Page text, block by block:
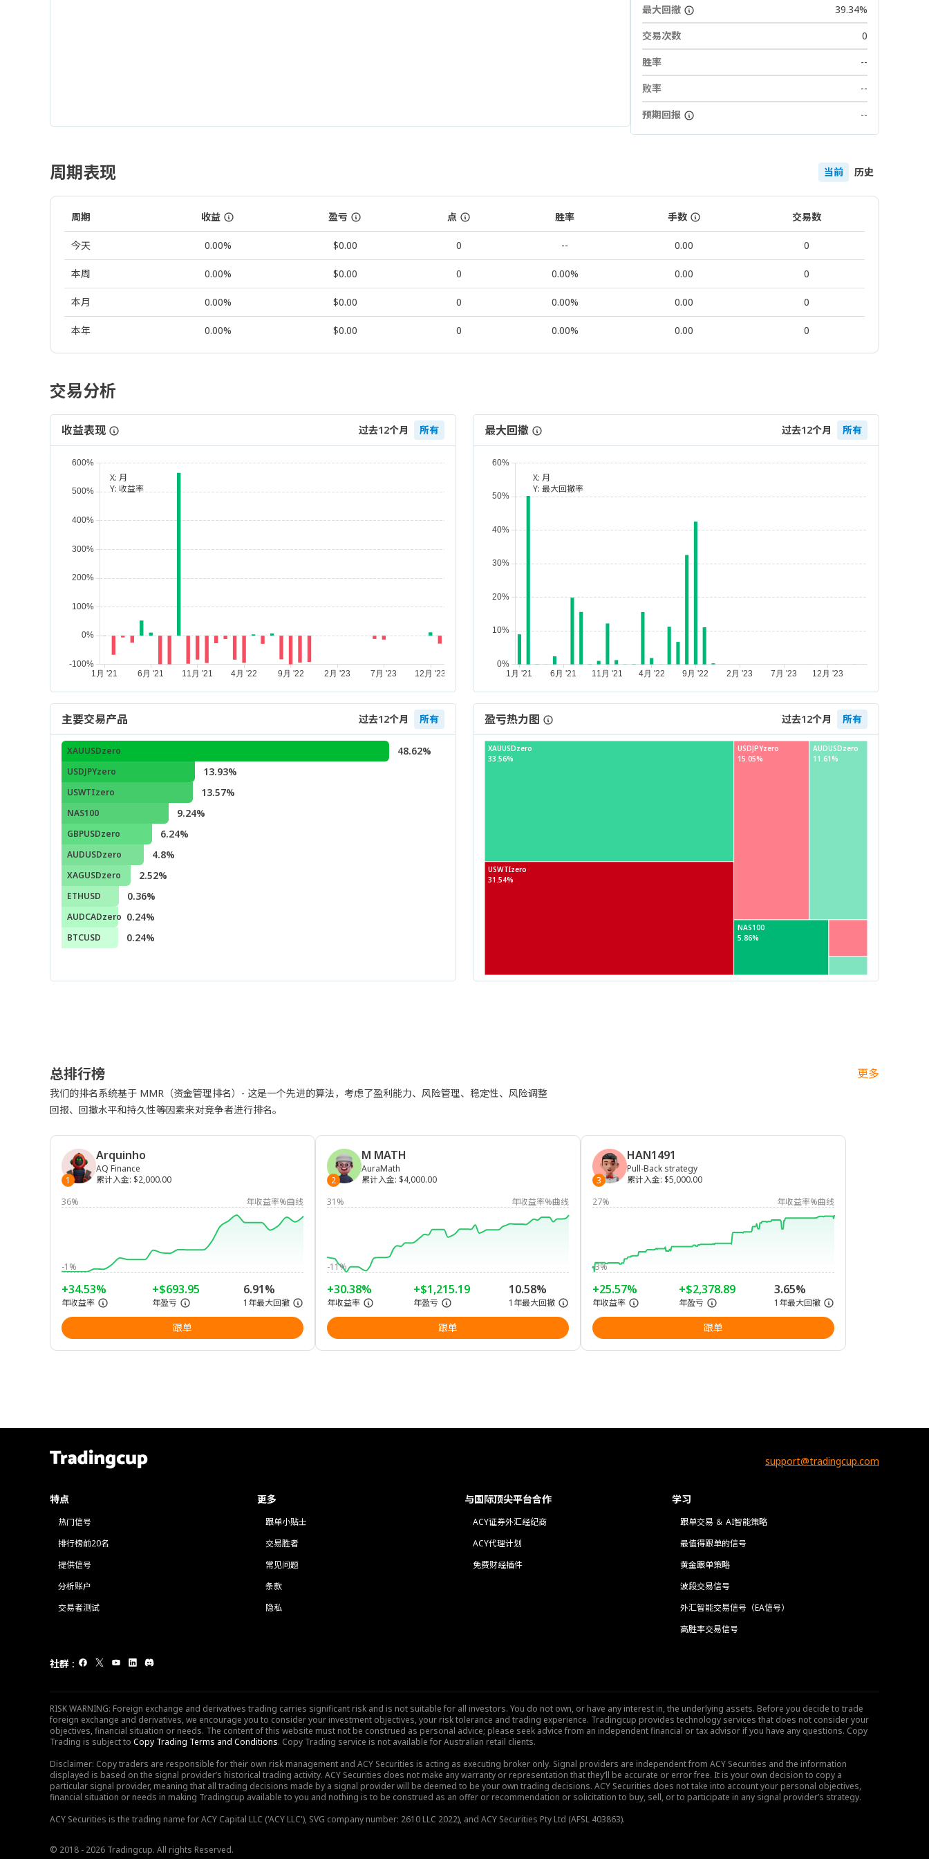
最大回撤
39.34%
交易次数
0
胜率
--
败率
--
预期回报
--
周期表现 当前 历史
周期 收益 盈亏 点 胜率 手数 交易数
今天 0.00% $0.00 0 -- 0.00 0
本周 0.00% $0.00 0 0.00% 0.00 0
本月 0.00% $0.00 0 0.00% 0.00 0
本年 0.00% $0.00 0 0.00% 0.00 0
交易分析
收益表现 过去12个月 所有
X: 月
Y: 收益率
最大回撤 过去12个月 所有
X: 月
Y: 最大回撤率
主要交易产品 过去12个月 所有
XAUUSDzero 48.62%
USDJPYzero 13.93%
USWTIzero 13.57%
NAS100 9.24%
GBPUSDzero 6.24%
AUDUSDzero 4.8%
XAGUSDzero 2.52%
ETHUSD 0.36%
AUDCADzero 0.24%
BTCUSD 0.24%
盈亏热力图 过去12个月 所有
XAUUSDzero
USWTIzero
USDJPYzero AUDUSDzero
NAS100
33.56%
31.54%
15.05% 11.61%
5.86%
总排行榜 更多
我们的排名系统基于 MMR（资金管理排名）- 这是一个先进的算法，考虑了盈利能力、风险管理、稳定性、风险调整
回报、回撤水平和持久性等因素来对竞争者进行排名。
1
Arquinho
AQ Finance
累计入金: $2,000.00
36%
年收益率%曲线
-1%
+34.53%
年收益率
+$693.95
年盈亏
6.91%
1年最大回撤
跟单
2
M MATH
AuraMath
累计入金: $4,000.00
31%
年收益率%曲线
-11%
+30.38%
年收益率
+$1,215.19
年盈亏
10.58%
1年最大回撤
跟单
3
HAN1491
Pull-Back strategy
累计入金: $5,000.00
27%
年收益率%曲线
-3%
+25.57%
年收益率
+$2,378.89
年盈亏
3.65%
1年最大回撤
跟单
support@tradingcup.com
特点
热门信号
排行榜前20名
提供信号
分析账户
交易者测试
更多
跟单小贴士
交易胜者
常见问题
条款
隐私
与国际顶尖平台合作
ACY证券外汇经纪商
ACY代理计划
免费财经插件
学习
跟单交易 ＆ AI智能策略
最值得跟单的信号
黄金跟单策略
波段交易信号
外汇智能交易信号（EA信号）
高胜率交易信号
社群 :
RISK WARNING: Foreign exchange and derivatives trading carries significant risk and is not suitable for all investors. You do not own, or have any interest in, the underlying assets. Before you decide to trade
foreign exchange and derivatives, we encourage you to consider your investment objectives, your risk tolerance and trading experience. Tradingcup provides technology services that does not consider your
objectives, financial situation or needs. The content of this website must not be construed as personal advice; please seek advice from an independent financial or tax advisor if you have any questions. Copy
Trading is subject to Copy Trading Terms and Conditions. Copy Trading service is not available for Australian retail clients.
Disclaimer: Copy traders are responsible for their own risk management and ACY Securities is acting as executing broker only. Signal providers are independent from ACY Securities and the information
displayed is based on the signal provider’s historical trading activity. ACY Securities does not make any warranty or representation that they’ll be accurate or error free. It is your own decision to copy a
particular signal provider, meaning that all trading decisions made by a signal provider will be deemed to be your own trading decisions. ACY Securities does not take into account your personal objectives,
financial situation or needs in making Tradingcup available to you and nothing is to be construed as an offer or recommendation or solicitation to buy, sell, or to participate in any signal provider’s strategy.
ACY Securities is the trading name for ACY Capital LLC ('ACY LLC'), SVG company number: 2610 LLC 2022), and ACY Securities Pty Ltd (AFSL 403863).
© 2018 - 2026 Tradingcup. All rights Reserved.